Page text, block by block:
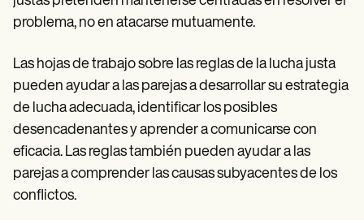
problema, no en atacarse mutuamente.
Las hojas de trabajo sobre las reglas de la lucha justa
pueden ayudar a las parejas a desarrollar su estrategia
de lucha adecuada, identificar los posibles
desencadenantes y aprender a comunicarse con
eficacia. Las reglas también pueden ayudar a las
parejas a comprender las causas subyacentes de los
conflictos.